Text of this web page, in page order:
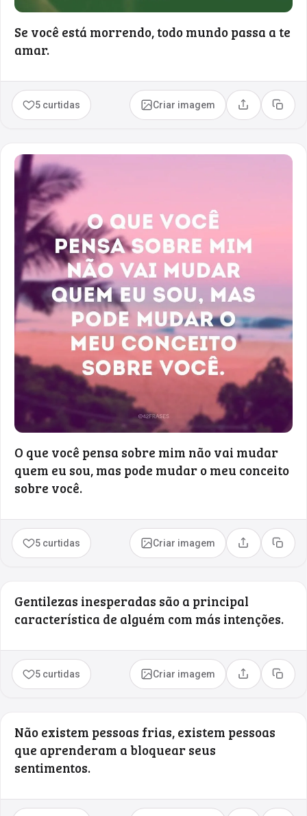
Se você está morrendo, todo mundo passa a te
amar.
5 curtidas Criar imagem Compartilhar
Copiar
O que você pensa sobre mim não vai mudar
quem eu sou, mas pode mudar o meu conceito
sobre você.
5 curtidas Criar imagem Compartilhar
Copiar
Gentilezas inesperadas são a principal
característica de alguém com más intenções.
5 curtidas Criar imagem Compartilhar
Copiar
Não existem pessoas frias, existem pessoas
que aprenderam a bloquear seus
sentimentos.